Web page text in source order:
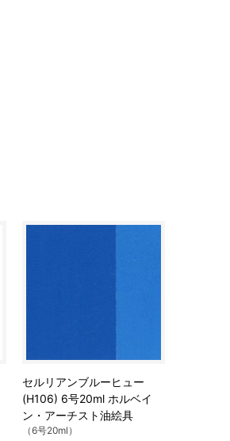
セルリアンブルーヒュー
(H106) 6号20ml ホルベイ
ン・アーチスト油絵具
（6号20ml）